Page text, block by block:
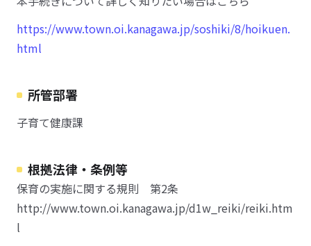
https://www.town.oi.kanagawa.jp/soshiki/8/hoikuen.
html
所管部署
子育て健康課
根拠法律・条例等
保育の実施に関する規則 第2条
http://www.town.oi.kanagawa.jp/d1w_reiki/reiki.htm
l